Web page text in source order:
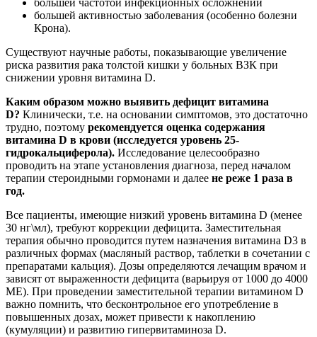
большей частотой инфекционных осложнений
большей активностью заболевания (особенно болезни
Крона).
Существуют научные работы, показывающие увеличение
риска развития рака толстой кишки у больных ВЗК при
снижении уровня витамина D.
Каким образом можно выявить дефицит витамина
D? Клинически, т.е. на основании симптомов, это достаточно
трудно, поэтому рекомендуется оценка содержания
витамина D в крови (исследуется уровень 25-
гидрокальциферола). Исследование целесообразно
проводить на этапе установления диагноза, перед началом
терапии стероидными гормонами и далее не реже 1 раза в
год.
Все пациенты, имеющие низкий уровень витамина D (менее
30 нг\мл), требуют коррекции дефицита. Заместительная
терапия обычно проводится путем назначения витамина D3 в
различных формах (масляный раствор, таблетки в сочетании с
препаратами кальция). Дозы определяются лечащим врачом и
зависят от выраженности дефицита (варьируя от 1000 до 4000
МЕ). При проведении заместительной терапии витамином D
важно помнить, что бесконтрольное его употребление в
повышенных дозах, может привести к накоплению
(кумуляции) и развитию гипервитаминоза D.